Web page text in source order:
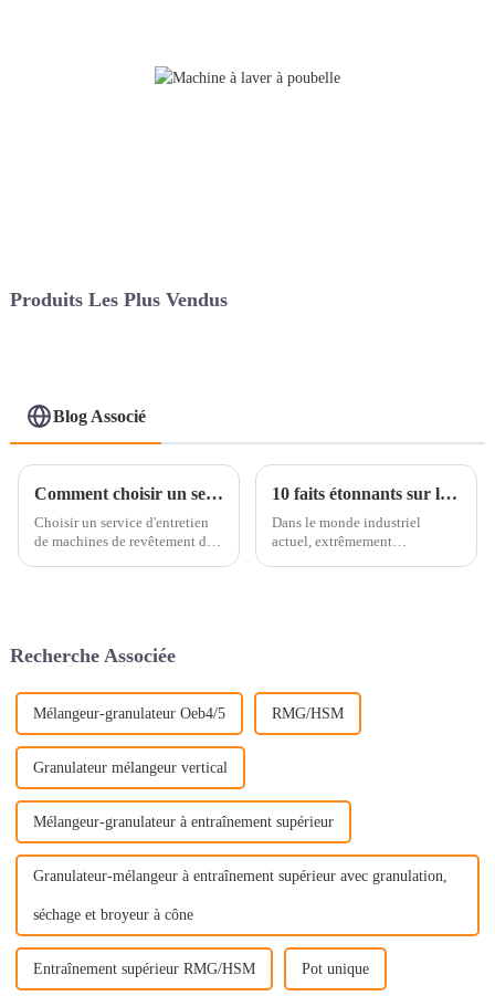
Produits Les Plus Vendus
Blog Associé
Comment choisir un service de machines de revêtement certifiées CE de haute qualité ?
Choisir un service d'entretien
de machines de revêtement de
10 faits étonnants sur les mélangeurs qui transformeront votre efficacité de production
Dans le monde industriel
actuel, extrêmement
Recherche Associée
Mélangeur-granulateur Oeb4/5 RMG/HSM
Granulateur mélangeur vertical
Mélangeur-granulateur à entraînement supérieur
Granulateur-mélangeur à entraînement supérieur avec granulation,
séchage et broyeur à cône
Entraînement supérieur RMG/HSM Pot unique